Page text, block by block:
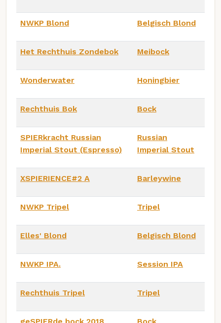
NWKP Blond Belgisch Blond
Het Rechthuis Zondebok Meibock
Wonderwater Honingbier
Rechthuis Bok Bock
SPIERkracht Russian
Imperial Stout (Espresso)
Russian
Imperial Stout
XSPIERIENCE#2 A Barleywine
NWKP Tripel Tripel
Elles' Blond Belgisch Blond
NWKP IPA. Session IPA
Rechthuis Tripel Tripel